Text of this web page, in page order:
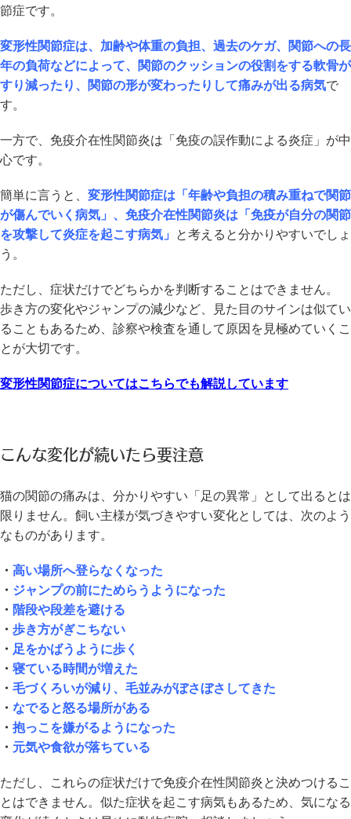
節症です。
変形性関節症は、加齢や体重の負担、過去のケガ、関節への長
年の負荷などによって、関節のクッションの役割をする軟骨が
すり減ったり、関節の形が変わったりして痛みが出る病気で
す。
一方で、免疫介在性関節炎は「免疫の誤作動による炎症」が中
心です。
簡単に言うと、 変形性関節症は「年齢や負担の積み重ねで関節
が傷んでいく病気」、免疫介在性関節炎は「免疫が自分の関節
を攻撃して炎症を起こす病気」
と考えると分かりやすいでしょ
う。
ただし、症状だけでどちらかを判断することはできません。
歩き方の変化やジャンプの減少など、見た目のサインは似てい
ることもあるため、診察や検査を通して原因を見極めていくこ
とが大切です。
変形性関節症についてはこちらでも解説しています
こんな変化が続いたら要注意
猫の関節の痛みは、分かりやすい「足の異常」として出るとは
限りません。飼い主様が気づきやすい変化としては、次のよう
なものがあります。
・ 高い場所へ登らなくなった
・ ジャンプの前にためらうようになった
・ 階段や段差を避ける
・ 歩き方がぎこちない
・ 足をかばうように歩く
・ 寝ている時間が増えた
・ 毛づくろいが減り、毛並みがぼさぼさしてきた
・ なでると怒る場所がある
・ 抱っこを嫌がるようになった
・ 元気や食欲が落ちている
ただし、これらの症状だけで免疫介在性関節炎と決めつけるこ
とはできません。似た症状を起こす病気もあるため、気になる